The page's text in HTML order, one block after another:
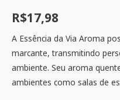
R$17,98
A Essência da Via Aroma
marcante, transmitindo
ambiente. Seu aroma
ambientes como salas de